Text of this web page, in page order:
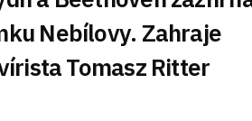
Nebílovy. Zahraje
Tomasz Ritter